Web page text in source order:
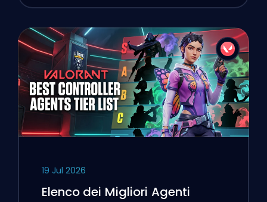
19 Jul 2026
Elenco dei Migliori Agenti